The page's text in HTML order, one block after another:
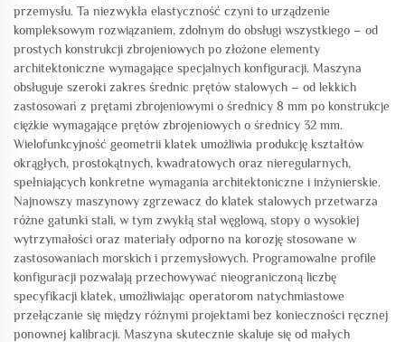
przemysłu. Ta niezwykła elastyczność czyni to urządzenie
kompleksowym rozwiązaniem, zdolnym do obsługi wszystkiego – od
prostych konstrukcji zbrojeniowych po złożone elementy
architektoniczne wymagające specjalnych konfiguracji. Maszyna
obsługuje szeroki zakres średnic prętów stalowych – od lekkich
zastosowań z prętami zbrojeniowymi o średnicy 8 mm po konstrukcje
ciężkie wymagające prętów zbrojeniowych o średnicy 32 mm.
Wielofunkcyjność geometrii klatek umożliwia produkcję kształtów
okrągłych, prostokątnych, kwadratowych oraz nieregularnych,
spełniających konkretne wymagania architektoniczne i inżynierskie.
Najnowszy maszynowy zgrzewacz do klatek stalowych przetwarza
różne gatunki stali, w tym zwykłą stal węglową, stopy o wysokiej
wytrzymałości oraz materiały odporno na korozję stosowane w
zastosowaniach morskich i przemysłowych. Programowalne profile
konfiguracji pozwalają przechowywać nieograniczoną liczbę
specyfikacji klatek, umożliwiając operatorom natychmiastowe
przełączanie się między różnymi projektami bez konieczności ręcznej
ponownej kalibracji. Maszyna skutecznie skaluje się od małych